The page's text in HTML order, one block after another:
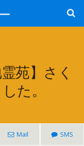
苑】さく
た。
Mail SMS